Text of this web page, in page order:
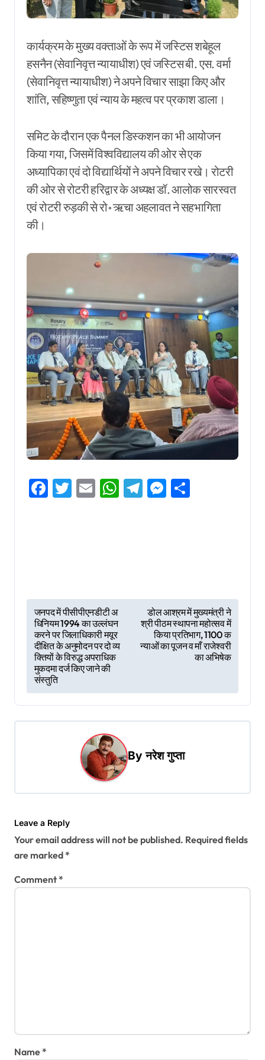
कार्यक्रम के मुख्य वक्ताओं के रूप में जस्टिस शबेहूल
हसनैन (सेवानिवृत्त न्यायाधीश) एवं जस्टिस बी. एस. वर्मा
(सेवानिवृत्त न्यायाधीश) ने अपने विचार साझा किए और
शांति, सहिष्णुता एवं न्याय के महत्व पर प्रकाश डाला।
समिट के दौरान एक पैनल डिस्कशन का भी आयोजन
किया गया, जिसमें विश्वविद्यालय की ओर से एक
अध्यापिका एवं दो विद्यार्थियों ने अपने विचार रखे। रोटरी
की ओर से रोटरी हरिद्वार के अध्यक्ष डॉ. आलोक सारस्वत
एवं रोटरी रुड़की से रो॰ ऋचा अहलावत ने सहभागिता
की।
Facebook
Twitter
EmailWhatsApp
Telegram
Messenger
P
o
s
n
a
v
i
o
n
जनपद में पीसीपीएनडीटी अ
धिनियम 1994 का उल्लंघन
करने पर जिलाधिकारी मयूर
दीक्षित के अनुमोदन पर दो व्य
क्तियों के विरुद्ध अपराधिक
मुकदमा दर्ज किए जाने की
संस्तुति
डोल आश्रम में मुख्यमंत्री ने
श्री पीठम स्थापना महोत्सव में
किया प्रतिभाग, 1100 क
न्याओं का पूजन व माँ राजेश्वरी
का अभिषेक
Byनरेश गुप्ता
Leave a Reply
Your email address will not be published. Required fields
are marked*
Comment*
Name*